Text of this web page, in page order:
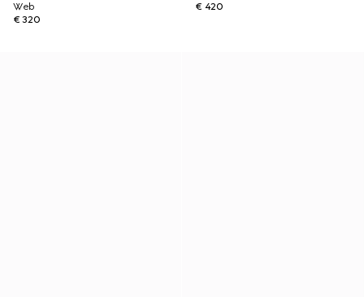
Web
€ 320
€ 420